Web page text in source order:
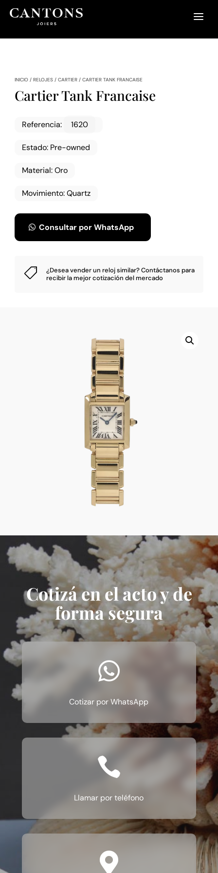
INICIO / RELOJES / CARTIER / CARTIER TANK FRANCAISE
Cartier Tank Francaise
Referencia: 1620
Estado: Pre-owned
Material:Oro
Movimiento:Quartz
Consultar por WhatsApp
 ¿Desea vender un reloj similar?Contáctanos para
recibir la mejor cotización del mercado
Cotizá en el acto y de
forma segura

Cotizar por WhatsApp

Llamar por teléfono
